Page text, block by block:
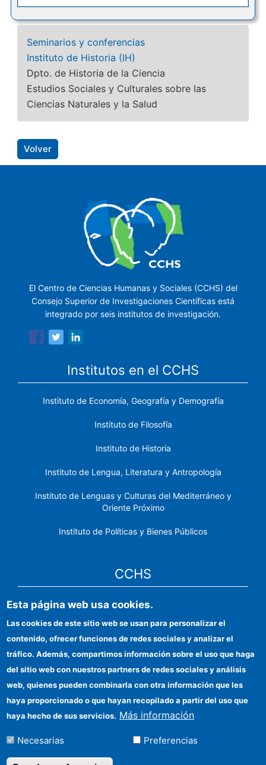
Seminarios y conferencias
Instituto de Historia (IH)
Dpto. de Historia de la Ciencia
Estudios Sociales y Culturales sobre las
Ciencias Naturales y la Salud
Volver
El Centro de Ciencias Humanas y Sociales (CCHS) del
Consejo Superior de Investigaciones Científicas está
integrado por seis institutos de investigación.
Institutos en el CCHS
Instituto de Economía, Geografía y Demografía
Instituto de Filosofía
Instituto de Historia
Instituto de Lengua, Literatura y Antropología
Instituto de Lenguas y Culturas del Mediterráneo y
Oriente Próximo
Instituto de Políticas y Bienes Públicos
CCHS
Sede electrónica CSIC
Identidad institucional
Información para proveedores
Ayudas FEDER
Organismos financiadores
Contacto
Cómo llegar
Esta página web usa cookies.
Las cookies de este sitio web se usan para personalizar el
contenido, ofrecer funciones de redes sociales y analizar el
tráfico. Además, compartimos información sobre el uso que haga
del sitio web con nuestros partners de redes sociales y análisis
web, quienes pueden combinarla con otra información que les
haya proporcionado o que hayan recopilado a partir del uso que
haya hecho de sus servicios. Más información
Necesarias Preferencias